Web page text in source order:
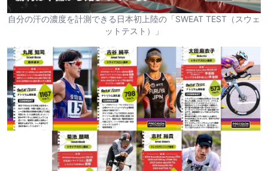
自分の汗の濃度を計測できる日本初上陸の「SWEAT TEST（スウェ
ットテスト）」